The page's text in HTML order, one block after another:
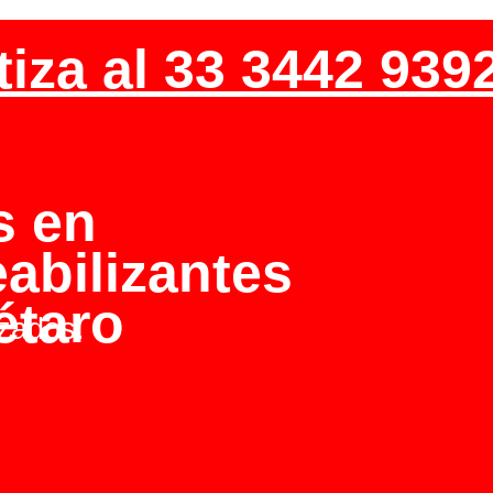
al 33 3442
en